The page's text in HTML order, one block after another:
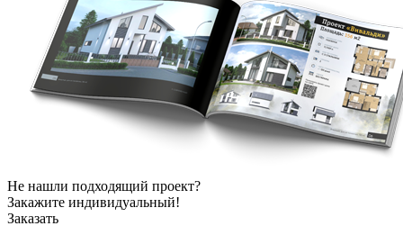
Не нашли подходящий проект?
Закажите индивидуальный!
Заказать